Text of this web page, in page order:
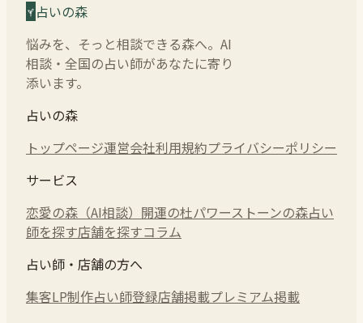
占いの森
悩みを、そっと相談できる森へ。AI
相談・全国の占い師があなたに寄り
添います。
占いの森
トップページ運営会社利用規約プライバシーポリシー
サービス
恋愛の森（AI相談） 開運の杜パワーストーンの森占い
師を探す店舗を探すコラム
占い師・店舗の方へ
集客LP制作占い師登録店舗掲載プレミアム掲載